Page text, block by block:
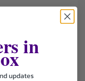
in
updates